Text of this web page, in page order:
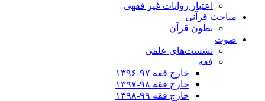
اعتبار روایات غیر فقهی
مباحث قرآنی
بطون قرآن
صوت
نشست‌های علمی
فقه
خارج فقه ۹۷-۱۳۹۶
خارج فقه ۹۸-۱۳۹۷
خارج فقه ۹۹-۱۳۹۸